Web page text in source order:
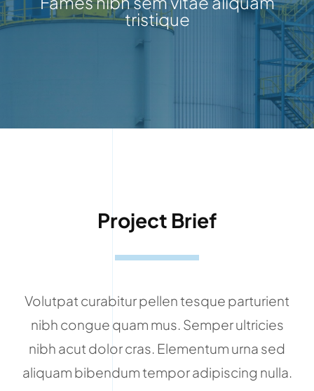
tristique
Project Brief
Volutpat curabitur pellen tesque parturient
nibh congue quam mus. Semper ultricies
nibh acut dolor cras. Elementum urna sed
aliquam bibendum tempor adipiscing nulla.